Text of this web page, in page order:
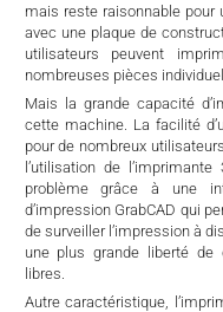
mais reste raisonnable pour
avec une plaque de
utilisateurs peuvent
nombreuses pièces
Mais la grande capacité
cette machine. La facilité
pour de nombreux
l’utilisation de
problème grâce à une
d’impression GrabCAD qui
de surveiller l’impression à
une plus grande liberté de
libres.
Autre caractéristique,